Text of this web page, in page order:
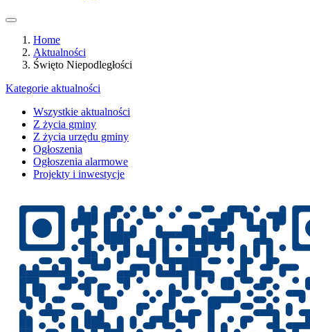
Home
Aktualności
Święto Niepodległości
Kategorie aktualności
Wszystkie aktualności
Z życia gminy
Z życia urzędu gminy
Ogłoszenia
Ogłoszenia alarmowe
Projekty i inwestycje